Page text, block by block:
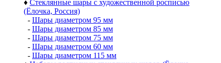
♦ Стеклянные шары с художественной росписью
(Ёлочка, Россия)
- Шары диаметром 95 мм
- Шары диаметром 85 мм
- Шары диаметром 75 мм
- Шары диаметром 60 мм
- Шары диаметром 115 мм